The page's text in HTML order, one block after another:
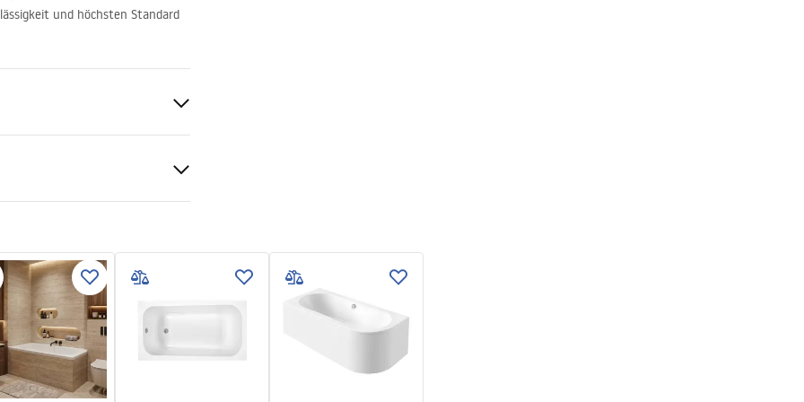
und höchsten Standard